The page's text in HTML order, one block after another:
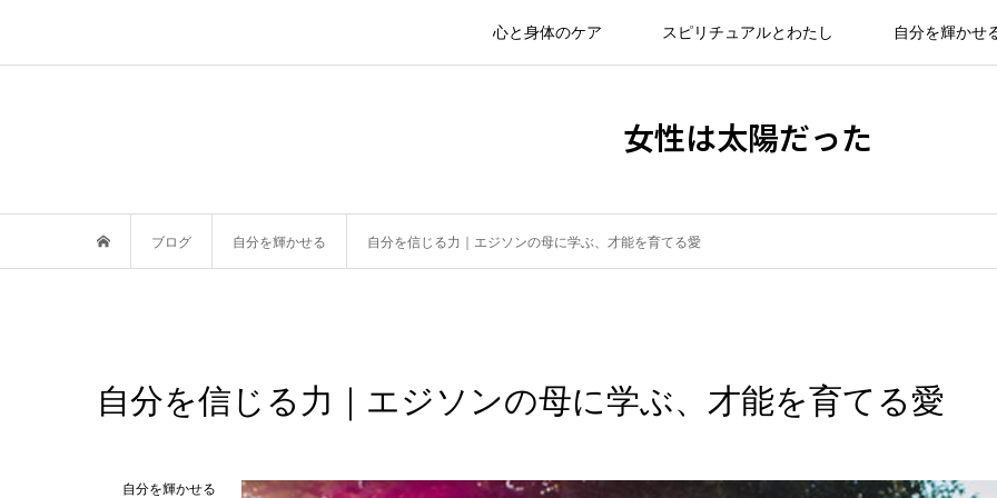
心と身体のケア スピリチュアルとわたし 自分を輝かせ
女性は太陽だった
ブログ 自分を輝かせる 自分を信じる力｜エジソンの母に学ぶ、才能を育てる愛
自分を信じる力｜エジソンの母に学ぶ、才能を育てる愛
自分を輝かせる